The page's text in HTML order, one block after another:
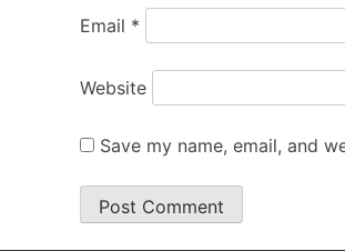
Email *
Website
Save my name, email, and